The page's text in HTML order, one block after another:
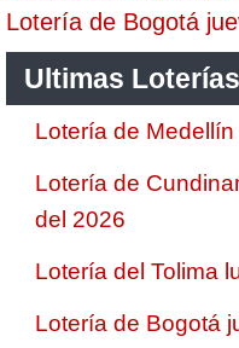
Lotería de Bogotá
Ultimas Loterías
Lotería de
Lotería de
del 2026
Lotería del Tolima
Lotería de Bogotá